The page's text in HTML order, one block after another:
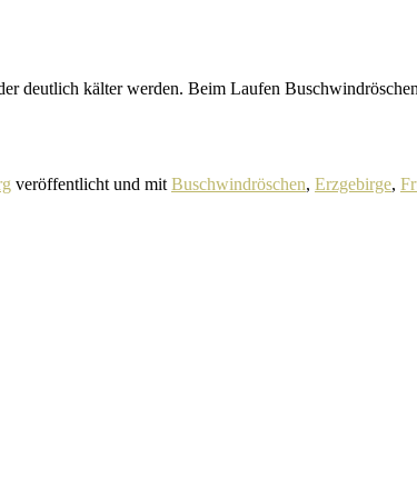
deut­lich kälter werden. Beim Laufen
veröffentlicht und mitBuschwindröschen, Erzgebirge,